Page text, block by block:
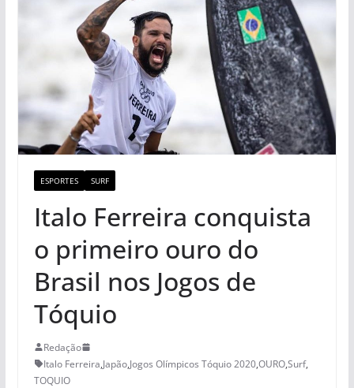
ESPORTES SURF
Italo Ferreira conquista
o primeiro ouro do
Brasil nos Jogos de
Tóquio
Redação
Italo Ferreira,Japão,Jogos Olímpicos Tóquio 2020,OURO,Surf,
TOQUIO